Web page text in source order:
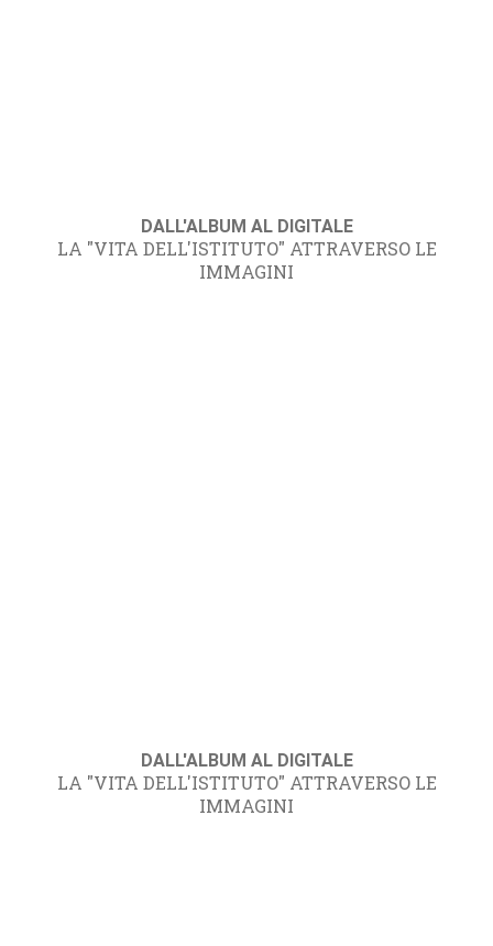
DALL'ALBUM AL DIGITALE
LA "VITA DELL'ISTITUTO" ATTRAVERSO LE
IMMAGINI
DALL'ALBUM AL DIGITALE
LA "VITA DELL'ISTITUTO" ATTRAVERSO LE
IMMAGINI